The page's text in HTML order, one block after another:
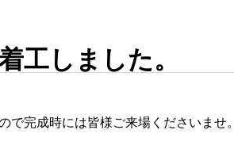
工しました。
で完成時には皆様ご来場くださいませ。